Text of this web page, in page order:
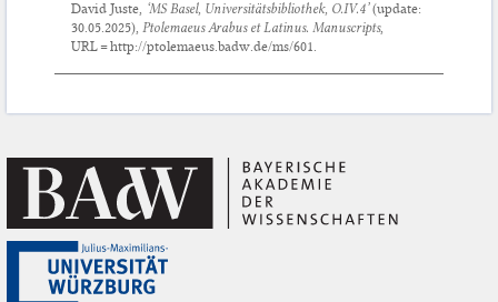
David Juste, ‘MS Basel, Universitätsbibliothek, O.IV.4’(update:
30.05.2025),Ptolemaeus Arabus et Latinus. Manuscripts,
URL = http://ptolemaeus.badw.de/ms/601.